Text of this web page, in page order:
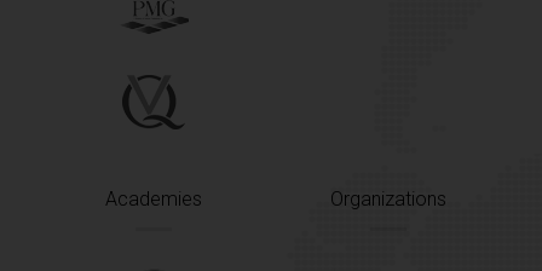
Academies Organizations